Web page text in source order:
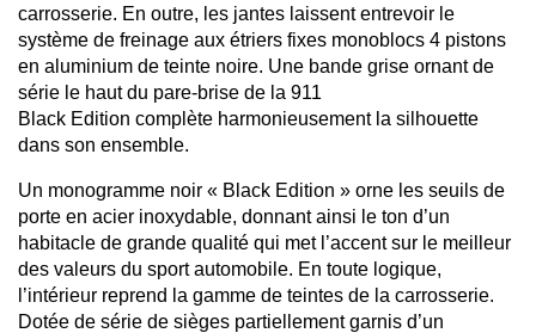
carrosserie. En outre, les jantes laissent entrevoir le
système de freinage aux étriers fixes monoblocs 4 pistons
en aluminium de teinte noire. Une bande grise ornant de
série le haut du pare-brise de la 911
Black Edition complète harmonieusement la silhouette
dans son ensemble.
Un monogramme noir « Black Edition » orne les seuils de
porte en acier inoxydable, donnant ainsi le ton d’un
habitacle de grande qualité qui met l’accent sur le meilleur
des valeurs du sport automobile. En toute logique,
l’intérieur reprend la gamme de teintes de la carrosserie.
Dotée de série de sièges partiellement garnis d’un